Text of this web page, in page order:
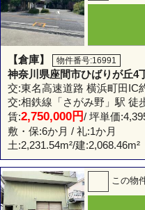
【倉庫】 物件番号:16991
神奈川県座間市ひばりが丘4
交:東名高速道路 横浜町田IC
交:相鉄線「さがみ野」駅 徒
賃:2,750,000円/ 坪単価
敷・保:6か月 / 礼:1か月
土:2,231.54m²/建:2,068.46m²
この物